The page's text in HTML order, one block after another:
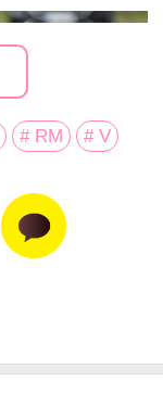
# RM # V